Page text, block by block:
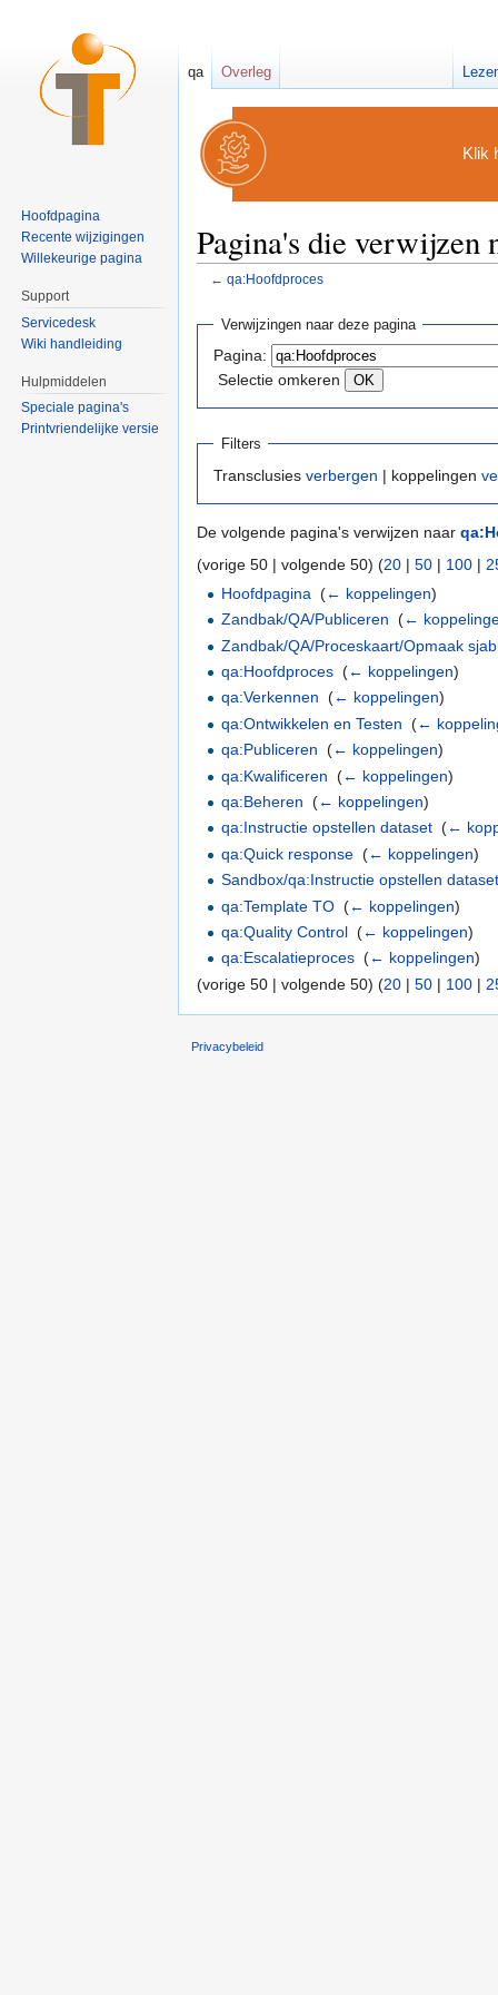
Klik
Pagina's die verwijzen
← qa:Hoofdproces
Verwijzingen naar deze pagina
Pagina:
Selectie omkeren
Filters
Transclusies verbergen | koppelingen
De volgende pagina's verwijzen naar
(vorige 50 | volgende 50) (20 | 50 | 100 |
Hoofdpagina ‎(← koppelingen)
Zandbak/QA/Publiceren ‎(←
Zandbak/QA/Proceskaart/Opmaak
qa:Hoofdproces ‎(← koppelingen)
qa:Verkennen ‎(← koppelingen)
qa:Ontwikkelen en Testen ‎(←
qa:Publiceren ‎(← koppelingen)
qa:Kwalificeren ‎(← koppelingen)
qa:Beheren ‎(← koppelingen)
qa:Instructie opstellen dataset ‎(←
qa:Quick response ‎(← koppelingen)
Sandbox/qa:Instructie opstellen
qa:Template TO ‎(← koppelingen)
qa:Quality Control ‎(← koppelingen)
qa:Escalatieproces ‎(← koppelingen)
(vorige 50 | volgende 50) (20 | 50 | 100 |
qa Overleg
Hoofdpagina
Recente wijzigingen
Willekeurige pagina
Support
Servicedesk
Wiki handleiding
Hulpmiddelen
Speciale pagina's
Printvriendelijke versie
Privacybeleid